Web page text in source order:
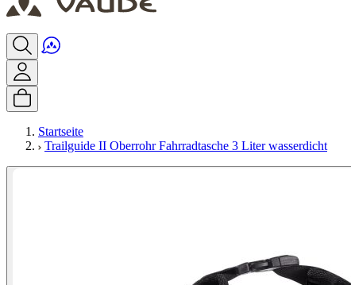
Startseite
Trailguide II Oberrohr Fahrradtasche 3 Liter wasserdicht